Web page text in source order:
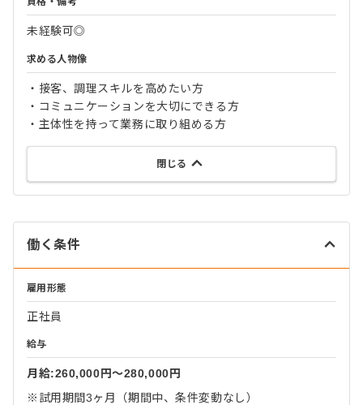
未経験可◎
求める人物像
・接客、調理スキルを高めたい方
・コミュニケーションを大切にできる方
・主体性を持って業務に取り組める方
閉じる
働く条件
雇用形態
正社員
給与
月給:260,000円〜280,000円
※試用期間3ヶ月（期間中、条件変動なし）